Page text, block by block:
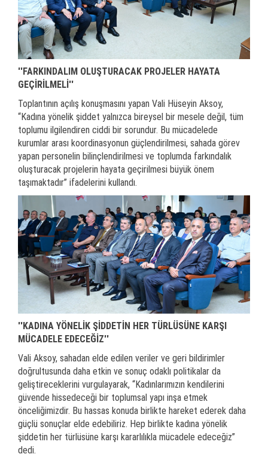
''FARKINDALIM OLUŞTURACAK PROJELER HAYATA
GEÇİRİLMELİ''
Toplantının açılış konuşmasını yapan Vali Hüseyin Aksoy,
“Kadına yönelik şiddet yalnızca bireysel bir mesele değil, tüm
toplumu ilgilendiren ciddi bir sorundur. Bu mücadelede
kurumlar arası koordinasyonun güçlendirilmesi, sahada görev
yapan personelin bilinçlendirilmesi ve toplumda farkındalık
oluşturacak projelerin hayata geçirilmesi büyük önem
taşımaktadır” ifadelerini kullandı.
''KADINA YÖNELİK ŞİDDETİN HER TÜRLÜSÜNE KARŞI
MÜCADELE EDECEĞİZ''
Vali Aksoy, sahadan elde edilen veriler ve geri bildirimler
doğrultusunda daha etkin ve sonuç odaklı politikalar da
geliştireceklerini vurgulayarak, “Kadınlarımızın kendilerini
güvende hissedeceği bir toplumsal yapı inşa etmek
önceliğimizdir. Bu hassas konuda birlikte hareket ederek daha
güçlü sonuçlar elde edebiliriz. Hep birlikte kadına yönelik
şiddetin her türlüsüne karşı kararlılıkla mücadele edeceğiz”
dedi.